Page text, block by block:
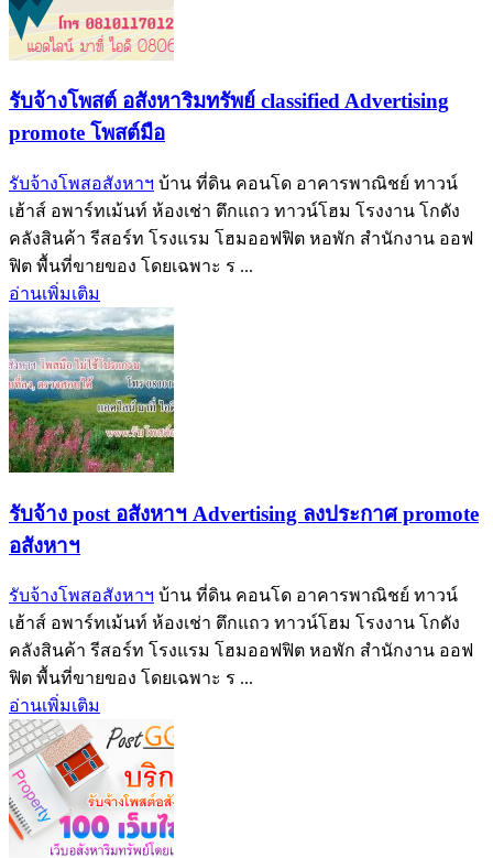
รับจ้างโพสต์ อสังหาริมทรัพย์ classified Advertising
promote โพสต์มือ
รับจ้างโพสอสังหาฯ บ้าน ที่ดิน คอนโด อาคารพาณิชย์ ทาวน์
เฮ้าส์ อพาร์ทเม้นท์ ห้องเช่า ตึกแถว ทาวน์โฮม โรงงาน โกดัง
คลังสินค้า รีสอร์ท โรงแรม โฮมออฟฟิต หอพัก สำนักงาน ออฟ
ฟิต พื้นที่ขายของ โดยเฉพาะ ร ...
อ่านเพิ่มเติม
รับจ้าง post อสังหาฯ Advertising ลงประกาศ promote
อสังหาฯ
รับจ้างโพสอสังหาฯ บ้าน ที่ดิน คอนโด อาคารพาณิชย์ ทาวน์
เฮ้าส์ อพาร์ทเม้นท์ ห้องเช่า ตึกแถว ทาวน์โฮม โรงงาน โกดัง
คลังสินค้า รีสอร์ท โรงแรม โฮมออฟฟิต หอพัก สำนักงาน ออฟ
ฟิต พื้นที่ขายของ โดยเฉพาะ ร ...
อ่านเพิ่มเติม